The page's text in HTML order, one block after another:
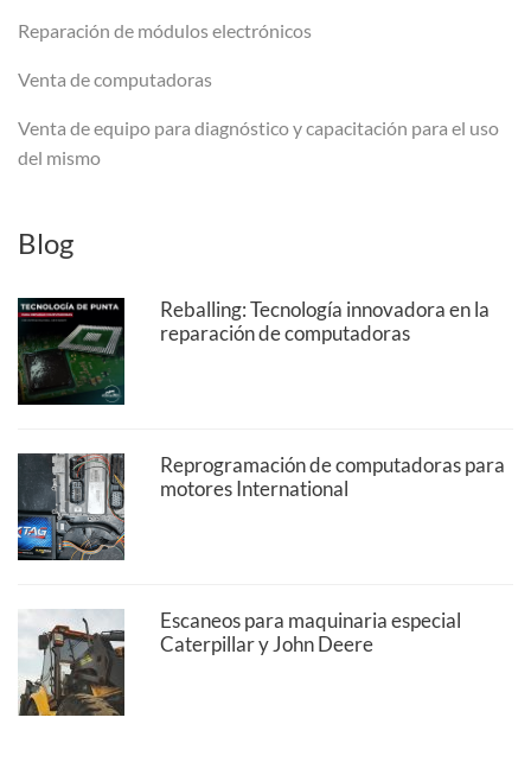
Reparación de módulos electrónicos
Venta de computadoras
Venta de equipo para diagnóstico y capacitación para el uso
del mismo
Blog
Reballing: Tecnología innovadora en la
reparación de computadoras
Reprogramación de computadoras para
motores International
Escaneos para maquinaria especial
Caterpillar y John Deere